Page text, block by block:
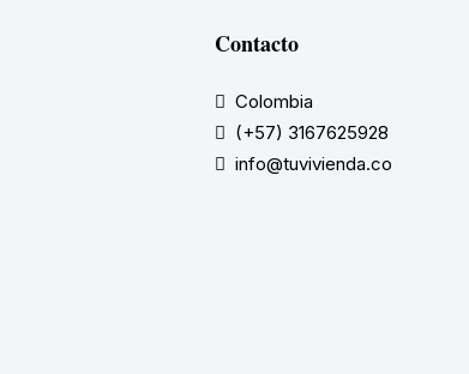
Contacto
Colombia
(+57) 3167625928
info@tuvivienda.co